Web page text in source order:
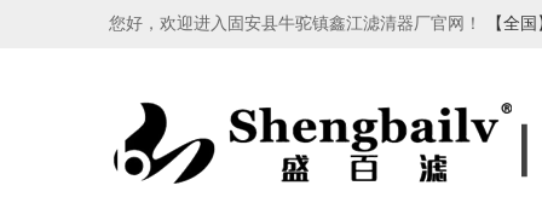
您好，欢迎进入固安县牛驼镇鑫江滤清器厂官网！ 【全